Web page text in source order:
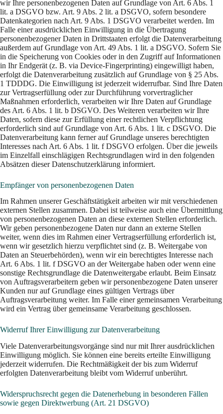
wir Ihre personenbezogenen Daten auf Grundlage von Art. 6 Abs. 1
lit. a DSGVO bzw. Art. 9 Abs. 2 lit. a DSGVO, sofern besondere
Datenkategorien nach Art. 9 Abs. 1 DSGVO verarbeitet werden. Im
Falle einer ausdrücklichen Einwilligung in die Übertragung
personenbezogener Daten in Drittstaaten erfolgt die Datenverarbeitung
außerdem auf Grundlage von Art. 49 Abs. 1 lit. a DSGVO. Sofern Sie
in die Speicherung von Cookies oder in den Zugriff auf Informationen
in Ihr Endgerät (z. B. via Device-Fingerprinting) eingewilligt haben,
erfolgt die Datenverarbeitung zusätzlich auf Grundlage von § 25 Abs.
1 TDDDG. Die Einwilligung ist jederzeit widerrufbar. Sind Ihre Daten
zur Vertragserfüllung oder zur Durchführung vorvertraglicher
Maßnahmen erforderlich, verarbeiten wir Ihre Daten auf Grundlage
des Art. 6 Abs. 1 lit. b DSGVO. Des Weiteren verarbeiten wir Ihre
Daten, sofern diese zur Erfüllung einer rechtlichen Verpflichtung
erforderlich sind auf Grundlage von Art. 6 Abs. 1 lit. c DSGVO. Die
Datenverarbeitung kann ferner auf Grundlage unseres berechtigten
Interesses nach Art. 6 Abs. 1 lit. f DSGVO erfolgen. Über die jeweils
im Einzelfall einschlägigen Rechtsgrundlagen wird in den folgenden
Absätzen dieser Datenschutzerklärung informiert.
Empfänger von personenbezogenen Daten
Im Rahmen unserer Geschäftstätigkeit arbeiten wir mit verschiedenen
externen Stellen zusammen. Dabei ist teilweise auch eine Übermittlung
von personenbezogenen Daten an diese externen Stellen erforderlich.
Wir geben personenbezogene Daten nur dann an externe Stellen
weiter, wenn dies im Rahmen einer Vertragserfüllung erforderlich ist,
wenn wir gesetzlich hierzu verpflichtet sind (z. B. Weitergabe von
Daten an Steuerbehörden), wenn wir ein berechtigtes Interesse nach
Art. 6 Abs. 1 lit. f DSGVO an der Weitergabe haben oder wenn eine
sonstige Rechtsgrundlage die Datenweitergabe erlaubt. Beim Einsatz
von Auftragsverarbeitern geben wir personenbezogene Daten unserer
Kunden nur auf Grundlage eines gültigen Vertrags über
Auftragsverarbeitung weiter. Im Falle einer gemeinsamen Verarbeitung
wird ein Vertrag über gemeinsame Verarbeitung geschlossen.
Widerruf Ihrer Einwilligung zur Datenverarbeitung
Viele Datenverarbeitungsvorgänge sind nur mit Ihrer ausdrücklichen
Einwilligung möglich. Sie können eine bereits erteilte Einwilligung
jederzeit widerrufen. Die Rechtmäßigkeit der bis zum Widerruf
erfolgten Datenverarbeitung bleibt vom Widerruf unberührt.
Widerspruchsrecht gegen die Datenerhebung in besonderen Fällen
sowie gegen Direktwerbung (Art. 21 DSGVO)